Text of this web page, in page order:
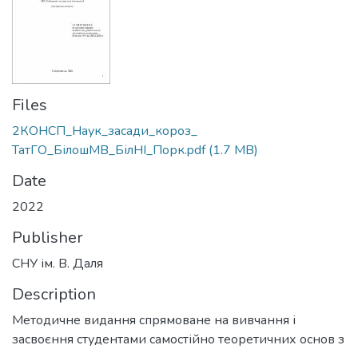
Files
2КОНСП_Наук_засади_короз_
ТатГО_БілошМВ_БілНІ_Порк.pdf(1.7 MB)
Date
2022
Publisher
СНУ ім. В. Даля
Description
Методичне видання спрямоване на вивчання і
засвоєння студентами самостійно теоретичних основ з